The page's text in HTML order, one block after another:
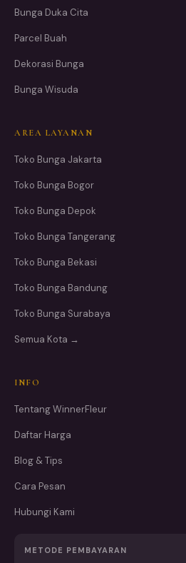
Bunga Duka Cita
Parcel Buah
Dekorasi Bunga
Bunga Wisuda
AREA LAYANAN
Toko Bunga Jakarta
Toko Bunga Bogor
Toko Bunga Depok
Toko Bunga Tangerang
Toko Bunga Bekasi
Toko Bunga Bandung
Toko Bunga Surabaya
Semua Kota →
INFO
Tentang WinnerFleur
Daftar Harga
Blog & Tips
Cara Pesan
Hubungi Kami
METODE PEMBAYARAN